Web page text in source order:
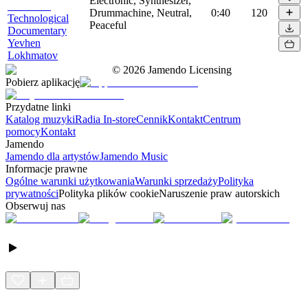
Technological
Documentary
Yevhen
Lokhmatov
Drummachine, Neutral,
Peaceful
0:40 120
© 2026 Jamendo Licensing
Pobierz aplikację
Przydatne linki
Katalog muzykiRadia In-storeCennikKontaktCentrum
pomocyKontakt
Jamendo
Jamendo dla artystówJamendo Music
Informacje prawne
Ogólne warunki użytkowaniaWarunki sprzedażyPolityka
prywatnościPolityka plików cookieNaruszenie praw autorskich
Obserwuj nas